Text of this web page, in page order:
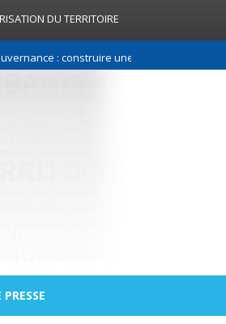
DU TERRITOIRE
: construire une relation de confiance
PRESSE